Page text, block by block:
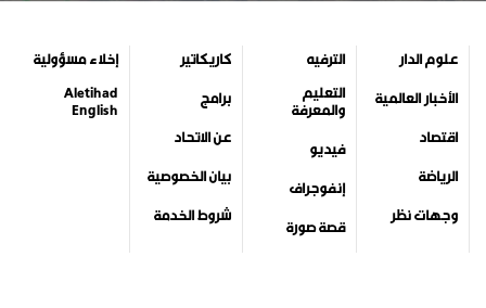
علوم الدار
الأخبار العالمية
اقتصاد
الرياضة
وجهات نظر
الترفيه
التعليم
والمعرفة
فيديو
إنفوجراف
قصة صورة
كاريكاتير
برامج
عن الاتحاد
بيان الخصوصية
شروط الخدمة
إخلاء مسؤولية
Aletihad
English